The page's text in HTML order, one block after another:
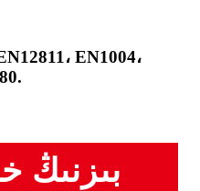
بىزنىڭ